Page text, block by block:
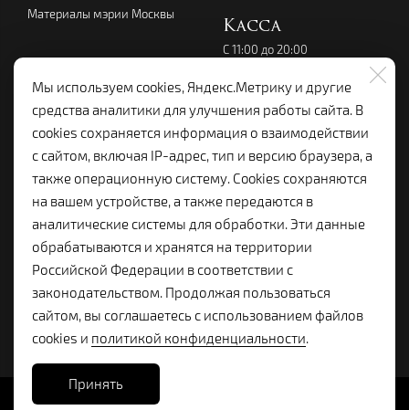
Материалы мэрии Москвы
Касса
С 11:00 до 20:00
без выходных
+7 (495) 699-07-08
kassalenkom@yandex.ru
Администрация
+7 (495) 699-19-92
lenkom.adm@yandex.ru
с 10:00 до 18:00
+7 (495) 699-96-68
Мы используем cookies, Яндекс.Метрику и другие
средства аналитики для улучшения работы сайта. В
cookies сохраняется информация о взаимодействии
с сайтом, включая IP-адрес, тип и версию браузера, а
также операционную систему. Cookies сохраняются
на вашем устройстве, а также передаются в
аналитические системы для обработки. Эти данные
обрабатываются и хранятся на территории
Российской Федерации в соответствии с
законодательством. Продолжая пользоваться
сайтом, вы соглашаетесь с использованием файлов
cookies и политикой конфиденциальности.
Принять
Сайт разработан в